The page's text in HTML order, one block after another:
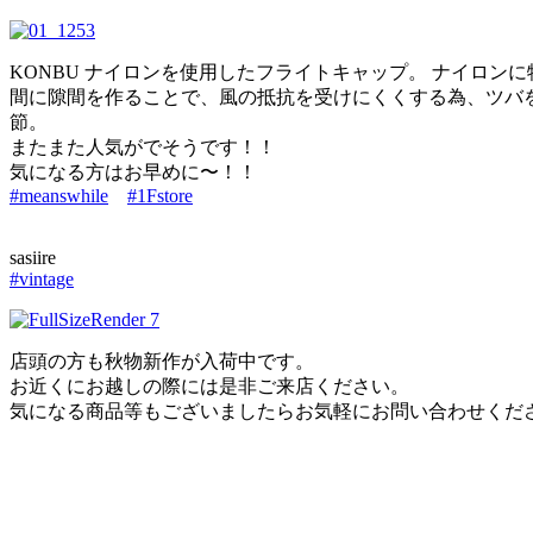
KONBU ナイロンを使用したフライトキャップ。 ナイロン
間に隙間を作ることで、風の抵抗を受けにくくする為、ツ
節。
またまた人気がでそうです！！
気になる方はお早めに〜！！
#meanswhile
#1Fstore
​sasiire
#vintage
店頭の方も秋物新作が入荷中です。
お近くにお越しの際には是非ご来店ください。
気になる商品等もございましたらお気軽にお問い合わせくだ